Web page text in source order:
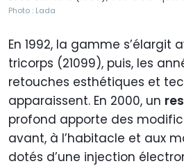
Photo : Lada
En 1992, la gamme s’élargit
tricorps (21099), puis, les
retouches esthétiques et
apparaissent. En 2000, un
profond apporte des
avant, à l’habitacle et aux
dotés d’une injection